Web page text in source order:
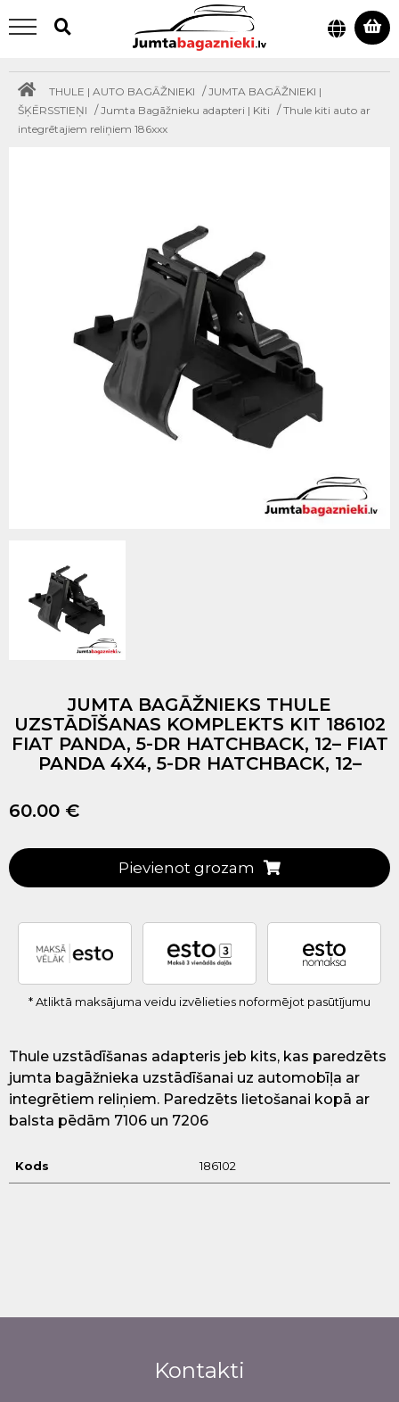
THULE | AUTO BAGĀŽNIEKI /JUMTA BAGĀŽNIEKI |
ŠĶĒRSSTIEŅI /Jumta Bagāžnieku adapteri | Kiti /Thule kiti auto ar
integrētajiem reliņiem 186xxx
JUMTA BAGĀŽNIEKS THULE
UZSTĀDĪŠANAS KOMPLEKTS KIT 186102
FIAT PANDA, 5-DR HATCHBACK, 12– FIAT
PANDA 4X4, 5-DR HATCHBACK, 12–
60.00 €
Pievienot grozam
* Atliktā maksājuma veidu izvēlieties noformējot pasūtījumu
Thule uzstādīšanas adapteris jeb kits, kas paredzēts
jumta bagāžnieka uzstādīšanai uz automobīļa ar
integrētiem reliņiem. Paredzēts lietošanai kopā ar
balsta pēdām 7106 un 7206
Kods 186102
Kontakti